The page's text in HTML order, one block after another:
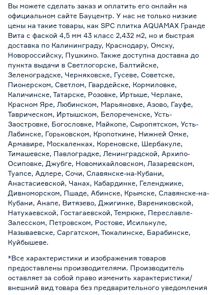
Вы можете сделать заказ и оплатить его онлайн на
официальном сайте Бауцентр. У нас не только низкие
цены на такие товары, как SPC плитка AQUAMAX Гранде
Вита с фаской 4,5 мм 43 класс 2,432 м2, но и быстрая
доставка по Калининграду, Краснодару, Омску,
Новороссийску, Пушкино. Также доступна доставка до
пункта выдачи в Светлогорске, Балтийске,
Зеленоградске, Черняховске, Гусеве, Советске,
Пионерском, Светлом, Гвардейске, Кормиловке,
Каличинске, Татарске, Розовке, Иртыше, Черлаке,
Красном Яре, Любинском, Марьяновке, Азово, Гауфе,
Таврическом, Иртышском, Белореченске, Усть-
Заостровке, Богословке, Майкопе, Сыропятском, Усть-
Лабинске, Горьковском, Кропоткине, Нижней Омке,
Армавире, Москаленках, Кореновске, Шербакуле,
Тимашевске, Павлоградке, Ленинградской, Архипо-
Осиповке, Джубге, Новомихайловском, Лазаревском,
Туапсе, Адлере, Сочи, Славянске-на-Кубани,
Анастасиевской, Чанах, Кабардинке, Геленджике,
Дивноморском, Пшаде, Абинске, Крымске, Славянске-на-
Кубани, Анапе, Витязево, Джигинке, Варениковской,
Натухаевской, Гостагаевской, Темрюке, Переславле-
Залесском, Петровском, Ростове, Исилькуле,
Называевске, Саргатском, Тюкалинске, Барабинске,
Куйбышеве.
*Все характеристики и изображения товаров
предоставлены производителями. Производитель
оставляет за собой право изменить характеристики/
внешний вид товара без предварительного уведомления